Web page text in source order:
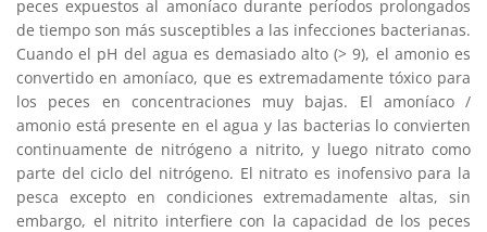
peces expuestos al amoníaco durante períodos prolongados
de tiempo son más susceptibles a las infecciones bacterianas.
Cuando el pH del agua es demasiado alto (> 9), el amonio es
convertido en amoníaco, que es extremadamente tóxico para
los peces en concentraciones muy bajas. El amoníaco /
amonio está presente en el agua y las bacterias lo convierten
continuamente de nitrógeno a nitrito, y luego nitrato como
parte del ciclo del nitrógeno. El nitrato es inofensivo para la
pesca excepto en condiciones extremadamente altas, sin
embargo, el nitrito interfiere con la capacidad de los peces